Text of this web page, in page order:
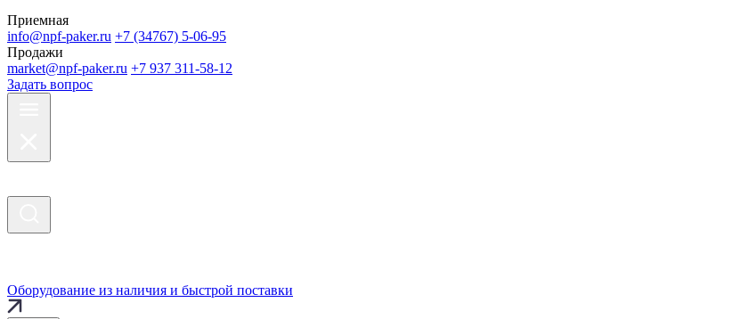
Приемная
info@npf-paker.ru +7 (34767) 5-06-95
Продажи
market@npf-paker.ru +7 937 311-58-12
Задать вопрос
Оборудование из наличия и быстрой поставки